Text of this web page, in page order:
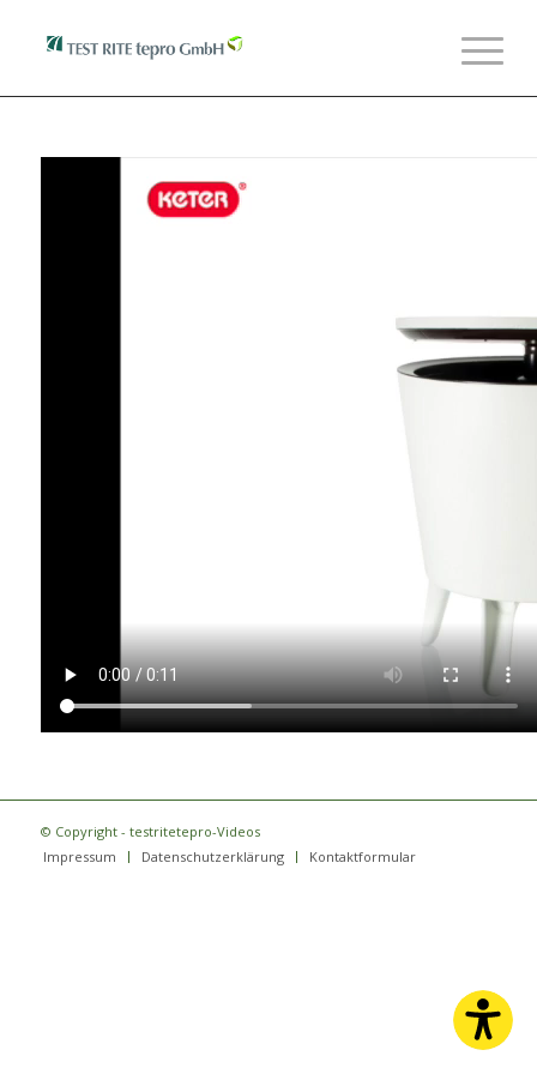
© Copyright - testritetepro-Videos
Impressum
Datenschutzerklärung Kontaktformular